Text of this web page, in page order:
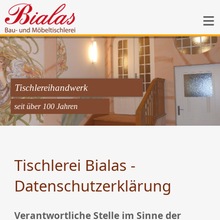
Start
Unternehmen
Leistungen
Referenzen
Impressum
Tischlereihandwerk
seit über 100 Jahren
Tischlerei Bialas -
Datenschutzerklärung
Verantwortliche Stelle im Sinne der